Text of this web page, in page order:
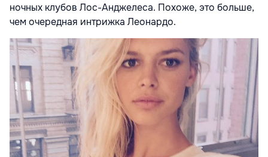
ночных клубов Лос-Анджелеса. Похоже, это больше,
чем очередная интрижка Леонардо.